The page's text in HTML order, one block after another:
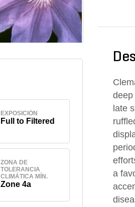
EXPOSICIÓN
Full to Filtered
ZONA DE
TOLERANCIA
CLIMÁTICA MÍN.
Zone 4a
deep
late
a